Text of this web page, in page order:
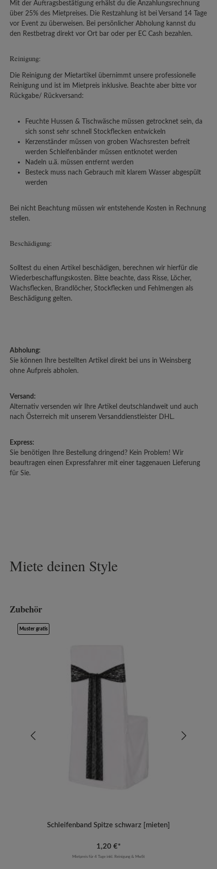
Mit der Auftragsbestätigung erhälst du die Anzahlungsrechnung
über 25% des Mietpreises. Die Restzahlung ist bei Versand 14 Tage
vor Event zu überweisen. Bei persönlicher Abholung kannst du
den Restbetrag direkt vor Ort bar oder per EC Cash bezahlen.
Reinigung:
Die Reinigung der Mietartikel übernimmt unsere professionelle
Reinigung und ist im Mietpreis inklusive. Beachte aber bitte vor
Rückgabe/ Rückversand:
Feuchte Hussen & Tischwäsche müssen getrocknet sein, da
sich sonst sehr schnell Stockflecken entwickeln
Kerzenständer müssen von groben Wachsresten befreit
werden Schleifenbänder müssen entknotet werden
Nadeln u.ä. müssen entfernt werden
Besteck muss nach Gebrauch mit klarem Wasser abgespült
werden
Bei nicht Beachtung müssen wir entstehende Kosten in Rechnung
stellen.
Beschädigung:
Solltest du einen Artikel beschädigen, berechnen wir hierfür die
Wiederbeschaffungskosten. Bitte beachte, dass Risse, Löcher,
Wachsflecken, Brandlöcher, Stockflecken und Fehlmengen als
Beschädigung gelten.
Abholung:
Sie können Ihre bestellten Artikel direkt bei uns in Weinsberg
ohne Aufpreis abholen.
Versand:
Alternativ versenden wir Ihre Artikel deutschlandweit und auch
nach Österreich mit unserem Versanddienstleister DHL.
Express:
Sie benötigen Ihre Bestellung dringend? Kein Problem! Wir
beauftragen einen Expressfahrer mit einer taggenauen Lieferung
für Sie.
Miete deinen Style
Produktgalerie überspringen
Zubehör
Muster gratis
Schleifenband Spitze schwarz [mieten]
1,20 €*
Mietpreis für 4 Tage inkl. Reinigung & MwSt